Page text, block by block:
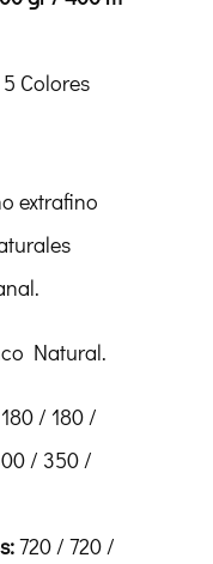
Colores
extrafino
Natural.
180 / 180 /
/ 350 /
720 / 720 /